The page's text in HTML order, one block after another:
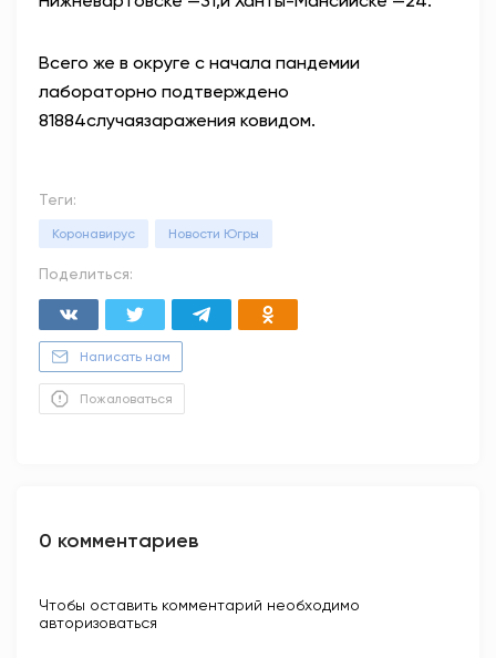
Всего же в округе с начала пандемии
лабораторно подтверждено
81884случаязаражения ковидом.
Теги:
Коронавирус Новости Югры
Поделиться:
Написать нам
Пожаловаться
0 комментариев
Чтобы оставить комментарий необходимо
авторизоваться